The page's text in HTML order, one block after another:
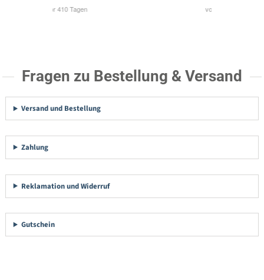
Fragen zu Bestellung & Versand
Versand und Bestellung
Zahlung
Reklamation und Widerruf
Gutschein